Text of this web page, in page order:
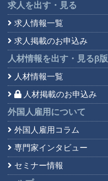
求人を出す・見る
求人情報一覧
求人掲載のお申込み
人材情報を出す・見るβ版
人材情報一覧
人材掲載のお申込み
外国人雇用について
外国人雇用コラム
専門家インタビュー
セミナー情報